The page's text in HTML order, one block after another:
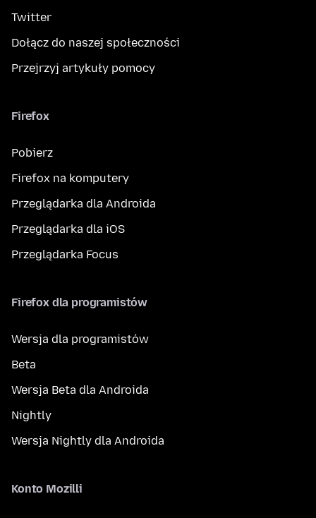
Twitter
Dołącz do naszej społeczności
Przejrzyj artykuły pomocy
Firefox
Pobierz
Firefox na komputery
Przeglądarka dla Androida
Przeglądarka dla iOS
Przeglądarka Focus
Firefox dla programistów
Wersja dla programistów
Beta
Wersja Beta dla Androida
Nightly
Wersja Nightly dla Androida
Konto Mozilli